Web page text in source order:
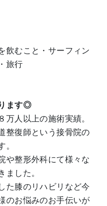
飲むこと・サーフィン
旅行
ます◎
万人以上の施術実績。
整復師という接骨院の
。
や整形外科にて様々な
ました。
た膝のリハビリなど今
のお悩みのお手伝いが